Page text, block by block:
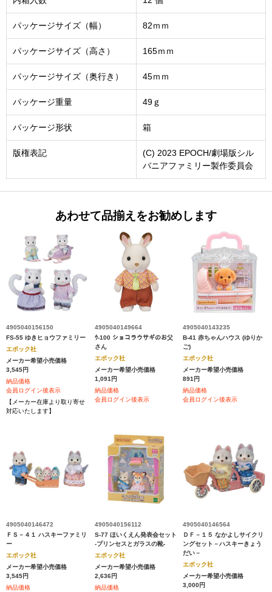
パッケージサイズ（幅） 82ｍｍ
パッケージサイズ（高さ） 165ｍｍ
パッケージサイズ（奥行き） 45ｍｍ
パッケージ重量 49ｇ
パッケージ形状 箱
版権表記
(C) 2023 EPOCH/劇場版シル
バニアファミリー製作委員会
あわせて品揃えをお勧めします
4905040156150
FS-55 ゆきヒョウファミリー
エポック社
メーカー希望小売価格
3,545円
納品価格
会員ログイン後表示
【メーカー在庫より取り寄せ
対応いたします】
4905040149664
ｳ-100 ショコラウサギのお父
さん
エポック社
メーカー希望小売価格
1,091円
納品価格
会員ログイン後表示
4905040143235
B-41 赤ちゃんハウス (ゆりか
ご)
エポック社
メーカー希望小売価格
891円
納品価格
会員ログイン後表示
4905040146472
ＦＳ－４１ ハスキーファミリ
ー
エポック社
メーカー希望小売価格
3,545円
納品価格
4905040156112
S-77 ほいくえん発表会セット
-プリンセスとガラスの靴-
エポック社
メーカー希望小売価格
2,636円
納品価格
4905040146564
ＤＦ－１５ なかよしサイクリ
ングセット－ハスキーきょう
だい－
エポック社
メーカー希望小売価格
3,000円